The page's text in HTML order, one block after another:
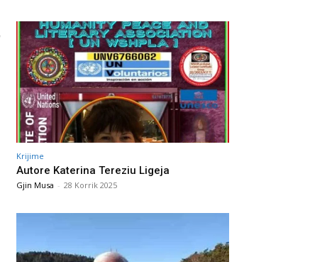
Krijime
Autore Katerina Tereziu Ligeja
Gjin Musa - 28 Korrik 2025